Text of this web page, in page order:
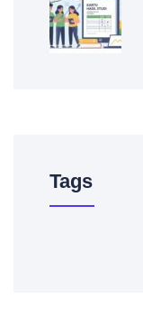
Tags